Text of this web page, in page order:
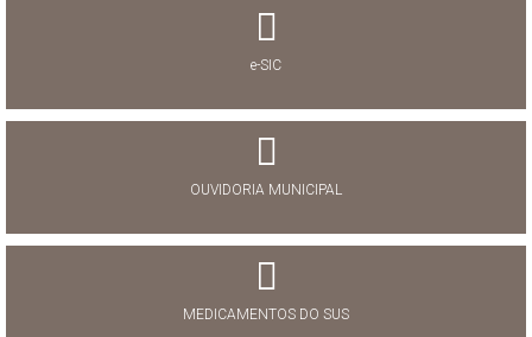
e-SIC
OUVIDORIA MUNICIPAL
MEDICAMENTOS DO SUS